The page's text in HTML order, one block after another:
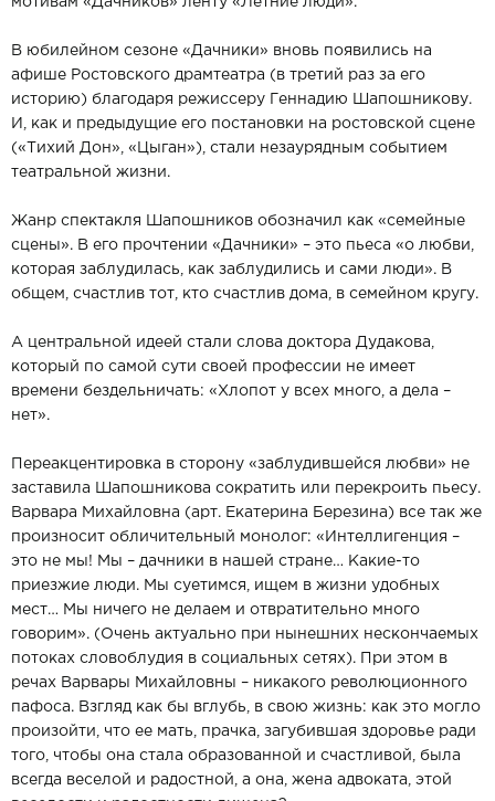
В юбилейном сезоне «Дачники» вновь появились на
афише Ростовского драмтеатра (в третий раз за его
историю) благодаря режиссеру Геннадию Шапошникову.
И, как и предыдущие его постановки на ростовской сцене
(«Тихий Дон», «Цыган»), стали незаурядным событием
театральной жизни.
Жанр спектакля Шапошников обозначил как «семейные
сцены». В его прочтении «Дачники» – это пьеса «о любви,
которая заблудилась, как заблудились и сами люди». В
общем, счастлив тот, кто счастлив дома, в семейном кругу.
А центральной идеей стали слова доктора Дудакова,
который по самой сути своей профессии не имеет
времени бездельничать: «Хлопот у всех много, а дела –
нет».
Переакцентировка в сторону «заблудившейся любви» не
заставила Шапошникова сократить или перекроить пьесу.
Варвара Михайловна (арт. Екатерина Березина) все так же
произносит обличительный монолог: «Интеллигенция –
это не мы! Мы – дачники в нашей стране… Какие-то
приезжие люди. Мы суетимся, ищем в жизни удобных
мест… Мы ничего не делаем и отвратительно много
говорим». (Очень актуально при нынешних нескончаемых
потоках словоблудия в социальных сетях). При этом в
речах Варвары Михайловны – никакого революционного
пафоса. Взгляд как бы вглубь, в свою жизнь: как это могло
произойти, что ее мать, прачка, загубившая здоровье ради
того, чтобы она стала образованной и счастливой, была
всегда веселой и радостной, а она, жена адвоката, этой